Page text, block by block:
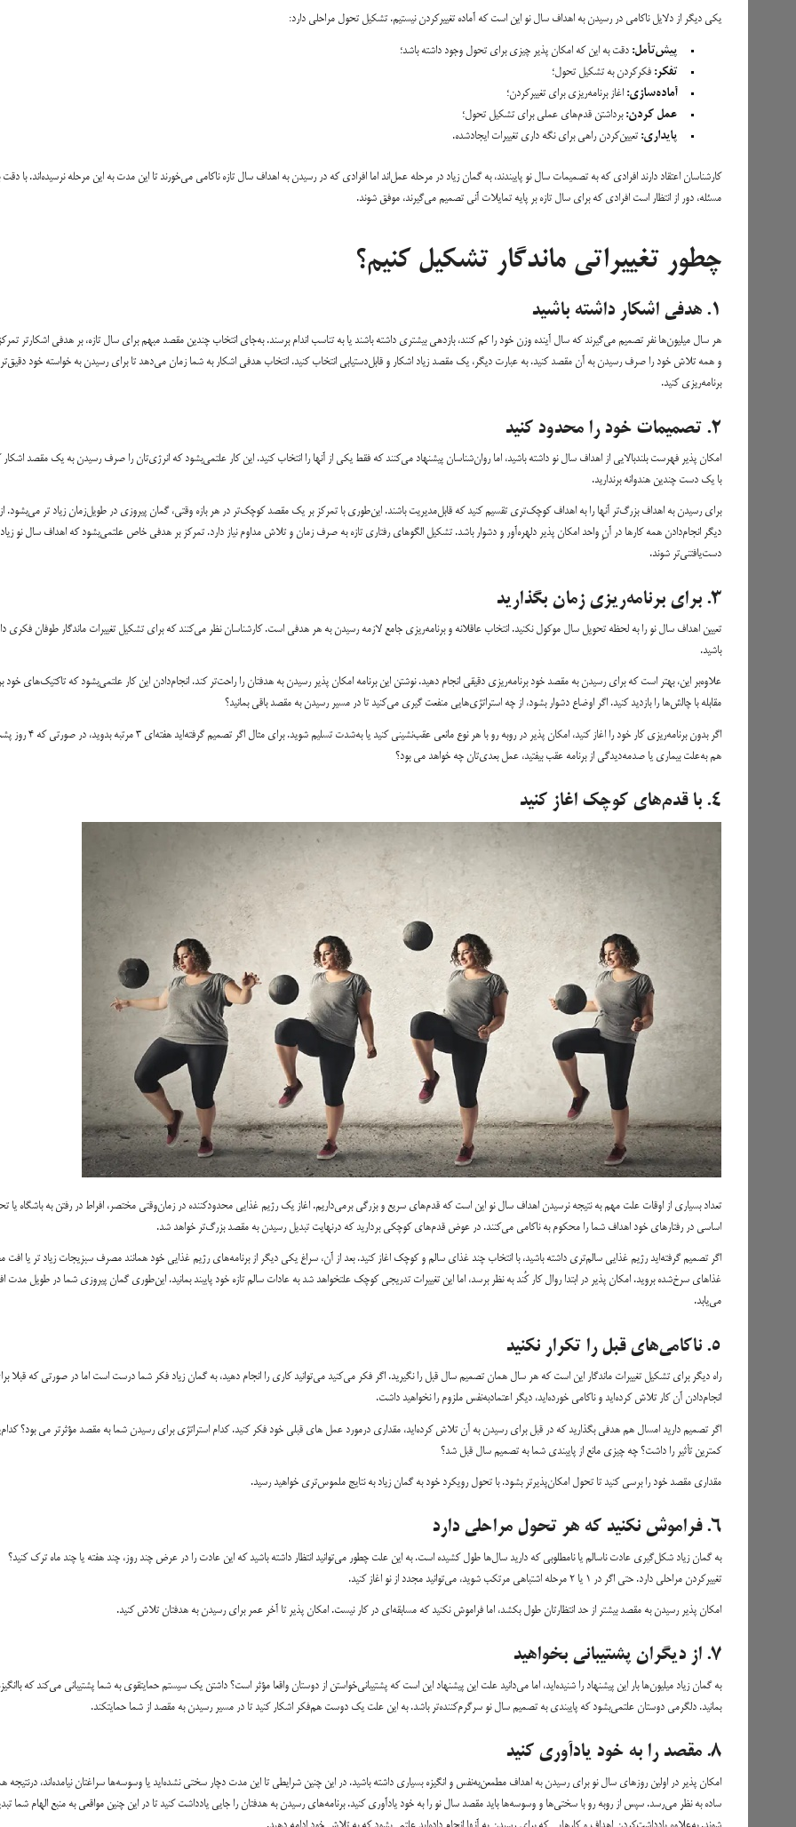
یکی دیگر از دلایل ناکامی در رسیدن به اهداف سال نو این است که آماده تغییرکردن نیستیم. تشکیل تحول مراحلی دارد:
پیش‌تأمل: دقت به این که امکان پذیر چیزی برای تحول وجود داشته باشد؛
تفکر: فکرکردن به تشکیل تحول؛
آماده‌سازی: اغاز برنامه‌ریزی برای تغییرکردن؛
عمل کردن: برداشتن قدم‌های عملی برای تشکیل تحول؛
پایداری: تعیین‌کردن راهی برای نگه داری تغییرات ایجادشده.
کارشناسان اعتقاد دارند افرادی که به تصمیمات سال نو پایبندند، به گمان زیاد در مرحله عمل‌اند اما افرادی که در رسیدن به اهداف سال تازه ناکامی می‌خورند تا این مدت به این مرحله نرسیده‌اند. با دقت
مسئله، دور از انتظار است افرادی که برای سال تازه بر پایه تمایلات آنی تصمیم می‌گیرند، موفق شوند.
چطور تغییراتی ماندگار تشکیل کنیم؟
۱. هدفی اشکار داشته باشید
هر سال میلیون‌ها نفر تصمیم می‌گیرند که سال آینده وزن خود را کم کنند، بازدهی بیشتری داشته باشند یا به تناسب اندام برسند. به‌جای انتخاب چندین مقصد مبهم برای سال تازه، بر هدفی اشکار‌تر
و همه تلاش خود را صرف رسیدن به آن مقصد کنید. به عبارت دیگر، یک مقصد زیاد اشکار و قابل‌دستیابی انتخاب کنید. انتخاب هدفی اشکار به شما زمان می‌دهد تا برای رسیدن به خواسته خود دقیق‌تر
برنامه‌ریزی کنید.
۲. تصمیمات خود را محدود کنید
امکان پذیر فهرست بلندبالایی از اهداف سال نو داشته باشید، اما روان‌شناسان پیشنهاد می‌کنند که فقط یکی از آنها را انتخاب کنید. این کار علتمی‌بشود که انرژی‌تان را صرف رسیدن به یک مقصد اشکار
با یک دست چندین هندوانه برندارید.
برای رسیدن به اهداف بزرگ‌تر آنها را به اهداف کوچک‌تری تقسیم کنید که قابل‌مدیریت باشند. این‌طوری با تمرکز بر یک مقصد کوچک‌تر در هر بازه وقتی، گمان پیروزی در طویل‌زمان زیاد تر می‌بشود.
دیگر انجام‌دادن همه کارها در آنِ واحد امکان پذیر دلهره‌آور و دشوار باشد. تشکیل الگوهای رفتاری تازه به صرف زمان و تلاش مداوم نیاز دارد. تمرکز بر هدفی خاص علتمی‌بشود که اهداف سال نو زیاد
دست‌یافتنی‌تر شوند.
۳. برای برنامه‌ریزی زمان بگذارید
تعیین اهداف سال نو را به لحظه تحویل سال موکول نکنید. انتخاب عاقلانه و برنامه‌ریزی جامع لازمه رسیدن به هر هدفی است. کارشناسان نظر می‌کنند که برای تشکیل تغییرات ماندگار طوفان فکری
باشید.
علاوه‌بر این، بهتر است که برای رسیدن به مقصد خود برنامه‌ریزی دقیقی انجام دهید. نوشتن این برنامه امکان پذیر رسیدن به هدفتان را راحت‌تر کند. انجام‌دادن این کار علتمی‌بشود که تاکتیک‌های خود
مقابله با چالش‌ها را بازدید کنید. اگر اوضاع دشوار بشود، از چه استراتژی‌هایی منفعت گیری می‌کنید تا در مسیر رسیدن به مقصد باقی بمانید؟
اگر بدون برنامه‌ریزی کار خود را اغاز کنید، امکان پذیر در روبه رو با هر نوع مانعی عقب‌نشینی کنید یا به‌شدت تسلیم
هم به‌علت بیماری یا صدمه‌دیدگی از برنامه عقب بیفتید، عمل بعدی‌تان چه خواهد می بود؟
۴. با قدم‌های کوچک اغاز کنید
تعداد بسیاری از اوقات علت مهم به نتیجه نرسیدن اهداف سال نو این است که قدم‌های سریع و بزرگی برمی‌داریم. اغاز یک رژیم غذایی محدودکننده در زمان‌وقتی مختصر، افراط در رفتن به باشگاه یا
اساسی در رفتارهای خود اهداف شما را محکوم به ناکامی می‌کنند. در عوض قدم‌های کوچکی بردارید که درنهایت تبدیل رسیدن به مقصد بزرگ‌تر خواهد شد.
اگر تصمیم گرفته‌اید رژیم غذایی سالم‌تری داشته باشید، با انتخاب چند غذای سالم و کوچک اغاز کنید. بعد از آن، سراغ یکی دیگر از برنامه‌های رژیم غذایی خود همانند مصرف سبزیجات زیاد تر یا
غذاهای سرخ‌شده بروید. امکان پذیر در ابتدا روال کار کُند به نظر برسد، اما این تغییرات تدریجی کوچک علتخواهد شد به عادات سالم تازه خود پایبند بمانید. این‌طوری گمان پیروزی شما در طویل مدت
می‌یابد.
۵. ناکامی‌های قبل را تکرار نکنید
راه دیگر برای تشکیل تغییرات ماندگار این است که هر سال همان تصمیم سال قبل را نگیرید. اگر فکر می‌کنید می‌توانید کاری را انجام دهید، به گمان زیاد فکر شما درست است اما در صورتی که قبلا
انجام‌دادن آن کار تلاش کرده‌اید و ناکامی خورده‌اید، دیگر اعتمادبه‌نفس ملزوم را نخواهید داشت.
اگر تصمیم دارید امسال هم هدفی بگذارید که در قبل برای رسیدن به آن تلاش کرده‌اید، مقداری درمورد عمل های قبلی خود فکر کنید. کدام استراتژی برای رسیدن شما به مقصد مؤثرتر می بود؟
کمترین تأثیر را داشت؟ چه چیزی مانع از پایبندی شما به تصمیم سال قبل شد؟
مقداری مقصد خود را برسی کنید تا تحول امکان‌پذیرتر بشود. با تحول رویکرد خود به گمان زیاد به نتایج ملموس‌تری خواهید رسید.
۶. فراموش نکنید که هر تحول مراحلی دارد
به گمان زیاد شکل‌گیری عادت ناسالم یا نامطلوبی که دارید سال‌ها طول کشیده است. به این علت چطور می‌توانید انتظار داشته باشید که این عادت را در عرض چند روز، چند هفته یا چند ماه ترک کنید؟
تغییرکردن مراحلی دارد. حتی اگر در ۱ یا ۲ مرحله اشتباهی مرتکب شوید، می‌توانید مجدد از نو اغاز کنید.
امکان پذیر رسیدن به مقصد بیشتر از حد انتظارتان طول بکشد، اما فراموش نکنید که مسابقه‌ای در کار نیست. امکان پذیر تا آخر عمر برای رسیدن به هدفتان تلاش کنید.
۷. از دیگران پشتیبانی بخواهید
به گمان زیاد میلیون‌ها بار این پیشنهاد را شنیده‌اید، اما می‌دانید علت این پیشنهاد این است که پشتیبانی‌خواستن از دوستان واقعا مؤثر است؟ داشتن یک سیستم حمایتقوی به شما پشتیبانی می‌کند که
بمانید. دلگرمی دوستان علتمی‌بشود که پایبندی به تصمیم سال نو سرگرم‌کننده‌تر باشد. به این علت یک دوست هم‌فکر اشکار کنید تا در مسیر رسیدن به مقصد از شما حمایتکند.
۸. مقصد را به خود یادآوری کنید
امکان پذیر در اولین روزهای سال نو برای رسیدن به اهداف مطمعن‌به‌نفس و انگیزه بسیاری داشته باشید. در این چنین شرایطی تا این مدت دچار سختی نشده‌اید یا وسوسه‌ها سراغتان نیامده‌اند، درنتیجه
ساده به نظر می‌رسد. سپس از روبه رو با سختی‌ها و وسوسه‌ها باید مقصد سال نو را به خود یادآوری کنید. برنامه‌های رسیدن به هدفتان را جایی یادداشت کنید تا در این چنین مواقعی به منبع الهام شما